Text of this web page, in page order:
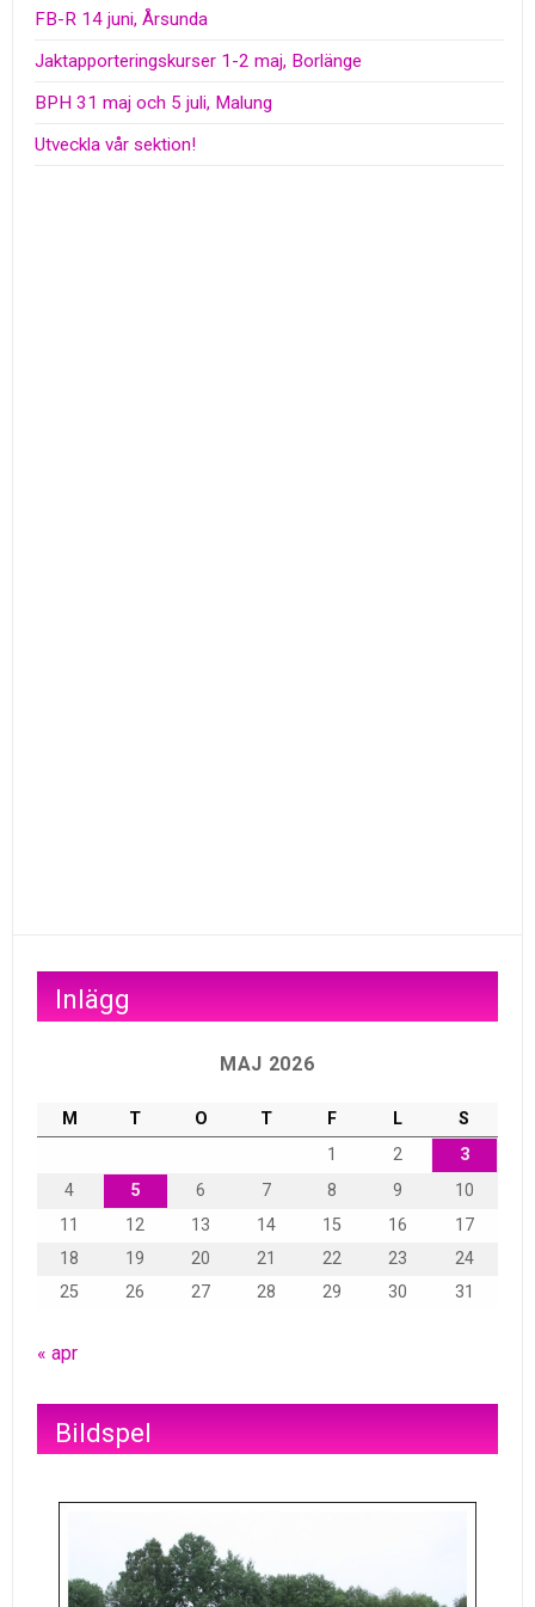
FB-R 14 juni, Årsunda
Jaktapporteringskurser 1-2 maj, Borlänge
BPH 31 maj och 5 juli, Malung
Utveckla vår sektion!
Inlägg
MAJ 2026
M T O T F L
S
1
2
3
4
5 6 7 8 9
10
11
12 13 14 15 16
17
18
19 20 21 22 23
24
25
26 27 28 29 30 31
« apr
Bildspel